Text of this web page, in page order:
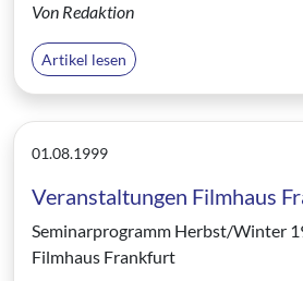
Von Redaktion
Artikel lesen
01.08.1999
Veranstaltungen Filmhaus
Seminarprogramm Herbst/Winter
Filmhaus Frankfurt